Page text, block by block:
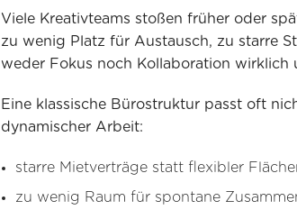
Viele Kreativteams stoßen früher oder
zu wenig Platz für Austausch, zu starre
weder Fokus noch Kollaboration wirklich
Eine klassische Bürostruktur passt oft
dynamischer Arbeit:
starre Mietverträge statt flexibler
zu wenig Raum für spontane